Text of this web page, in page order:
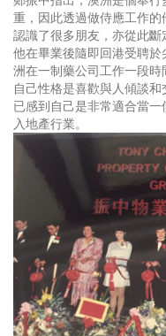
重，因此透過做侍應工作
認識了很多朋友，亦從此斷
他在畢業後隨即回港受聘
洲在一制藥公司工作一段
自己性格是喜歡與人傾談
已感到自己是非常適合當
入地產行業。